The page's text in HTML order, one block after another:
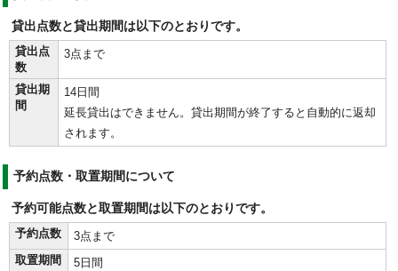
貸出点数と貸出期間は以下のとおりです。
貸出点
数
3点まで
貸出期
間
14日間
延長貸出はできません。貸出期間が終了すると自動的に返却
されます。
予約点数・取置期間について
予約可能点数と取置期間は以下のとおりです。
予約点数
3点まで
取置期間
5日間